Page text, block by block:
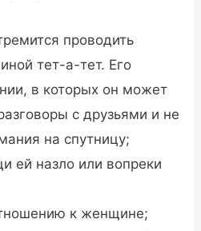
проводить
тет-а-тет. Его
в которых он может
с друзьями и не
на спутницу;
ей назло или вопреки
к женщине;